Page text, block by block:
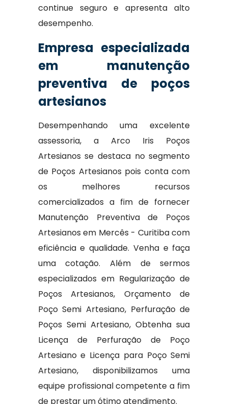
continue seguro e apresenta alto
desempenho.
Empresa especializada
em manutenção
preventiva de poços
artesianos
Desempenhando uma excelente
assessoria, a Arco Iris Poços
Artesianos se destaca no segmento
de Poços Artesianos pois conta com
os melhores recursos
comercializados a fim de fornecer
Manutenção Preventiva de Poços
Artesianos em Mercês - Curitiba com
eficiência e qualidade. Venha e faça
uma cotação. Além de sermos
especializados em Regularização de
Poços Artesianos, Orçamento de
Poço Semi Artesiano, Perfuração de
Poços Semi Artesiano, Obtenha sua
Licença de Perfuração de Poço
Artesiano e Licença para Poço Semi
Artesiano, disponibilizamos uma
equipe profissional competente a fim
de prestar um ótimo atendimento.